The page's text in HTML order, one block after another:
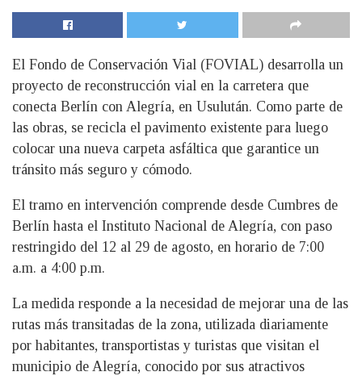
El Fondo de Conservación Vial (FOVIAL) desarrolla un
proyecto de reconstrucción vial en la carretera que
conecta Berlín con Alegría, en Usulután. Como parte de
las obras, se recicla el pavimento existente para luego
colocar una nueva carpeta asfáltica que garantice un
tránsito más seguro y cómodo.
El tramo en intervención comprende desde Cumbres de
Berlín hasta el Instituto Nacional de Alegría, con paso
restringido del 12 al 29 de agosto, en horario de 7:00
a.m. a 4:00 p.m.
La medida responde a la necesidad de mejorar una de las
rutas más transitadas de la zona, utilizada diariamente
por habitantes, transportistas y turistas que visitan el
municipio de Alegría, conocido por sus atractivos